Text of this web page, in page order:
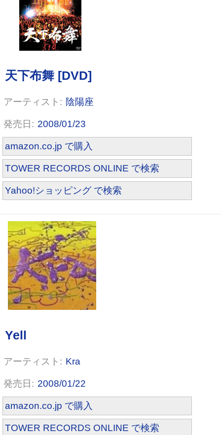
陰陽座
2008/01/23
amazon.co.jp で購入
TOWER RECORDS ONLINE で検索
Yahoo!ショッピング で検索
Yell
Kra
2008/01/22
amazon.co.jp で購入
TOWER RECORDS ONLINE で検索
insult kiss me